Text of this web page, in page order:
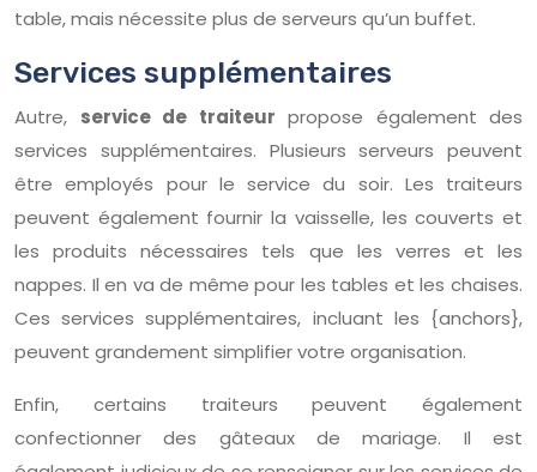
table, mais nécessite plus de serveurs qu’un buffet.
Services supplémentaires
Autre, service de traiteur propose également des
services supplémentaires. Plusieurs serveurs peuvent
être employés pour le service du soir. Les traiteurs
peuvent également fournir la vaisselle, les couverts et
les produits nécessaires tels que les verres et les
nappes. Il en va de même pour les tables et les chaises.
Ces services supplémentaires, incluant les {anchors},
peuvent grandement simplifier votre organisation.
Enfin, certains traiteurs peuvent également
confectionner des gâteaux de mariage. Il est